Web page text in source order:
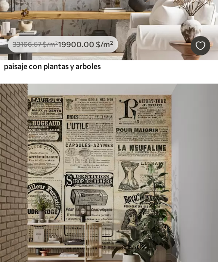
33166.67$/m²19900.00 $/m²
paisaje con plantas y arboles